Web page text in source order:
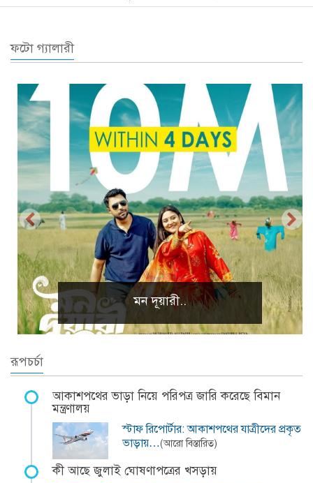
ফটো গ্যালারী
প্রাকৃতিক দৃশ্য
রূপচর্চা
আকাশপথের ভাড়া নিয়ে পরিপত্র জারি করেছে বিমান
মন্ত্রণালয়
স্টাফ রিপোর্টার: আকাশপথের যাত্রীদের প্রকৃত
ভাড়ায়…(আরো বিস্তারিত)
কী আছে জুলাই ঘোষণাপত্রের খসড়ায়